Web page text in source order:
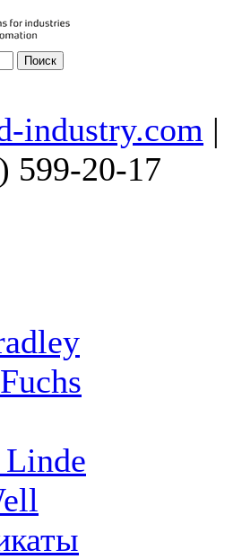
industry.com |
599-20-17